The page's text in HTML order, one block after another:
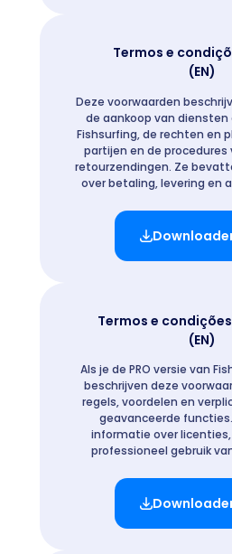
Termos e
(EN)
Deze voorwaarden
de aankoop van
Fishsurfing, de rechten en
partijen en de procedures
retourzendingen. Ze
over betaling, levering en
Termos e
(EN)
Als je de PRO versie van
beschrijven deze
regels, voordelen en
geavanceerde
informatie over
professioneel gebruik